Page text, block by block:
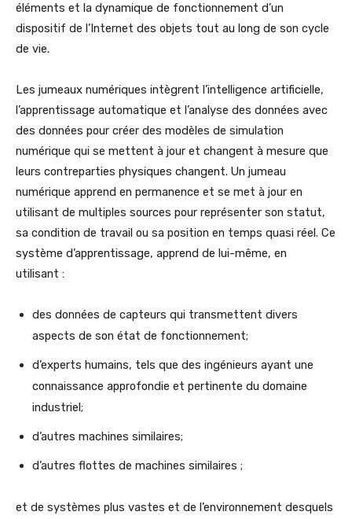
éléments et la dynamique de fonctionnement d’un
dispositif de l’Internet des objets tout au long de son cycle
de vie.
Les jumeaux numériques intègrent l’intelligence artificielle,
l’apprentissage automatique et l’analyse des données avec
des données pour créer des modèles de simulation
numérique qui se mettent à jour et changent à mesure que
leurs contreparties physiques changent. Un jumeau
numérique apprend en permanence et se met à jour en
utilisant de multiples sources pour représenter son statut,
sa condition de travail ou sa position en temps quasi réel. Ce
système d’apprentissage, apprend de lui-même, en
utilisant :
des données de capteurs qui transmettent divers
aspects de son état de fonctionnement;
d’experts humains, tels que des ingénieurs ayant une
connaissance approfondie et pertinente du domaine
industriel;
d’autres machines similaires;
d’autres flottes de machines similaires ;
et de systèmes plus vastes et de l’environnement desquels